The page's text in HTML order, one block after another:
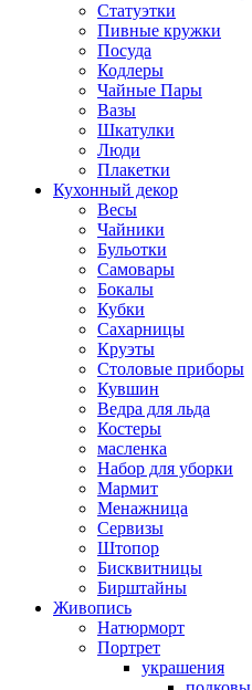
Статуэтки
Пивные кружки
Посуда
Кодлеры
Чайные Пары
Вазы
Шкатулки
Люди
Плакетки
Кухонный декор
Весы
Чайники
Бульотки
Самовары
Бокалы
Кубки
Сахарницы
Круэты
Столовые приборы
Кувшин
Ведра для льда
Костеры
масленка
Набор для уборки
Мармит
Менажница
Сервизы
Штопор
Бисквитницы
Бирштайны
Живопись
Натюрморт
Портрет
украшения